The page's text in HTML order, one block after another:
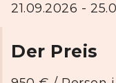
21.09.2026 -
Der Preis